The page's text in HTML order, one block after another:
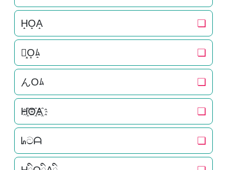
H̝O̝A̝ ❏
ん̝O̝ﾑ̝ ❏
んOﾑ ❏
H҈O҈A҈ ❏
ᖺටᗩ ❏